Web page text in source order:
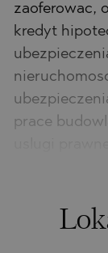
zaoferowac,
kredyt
prace